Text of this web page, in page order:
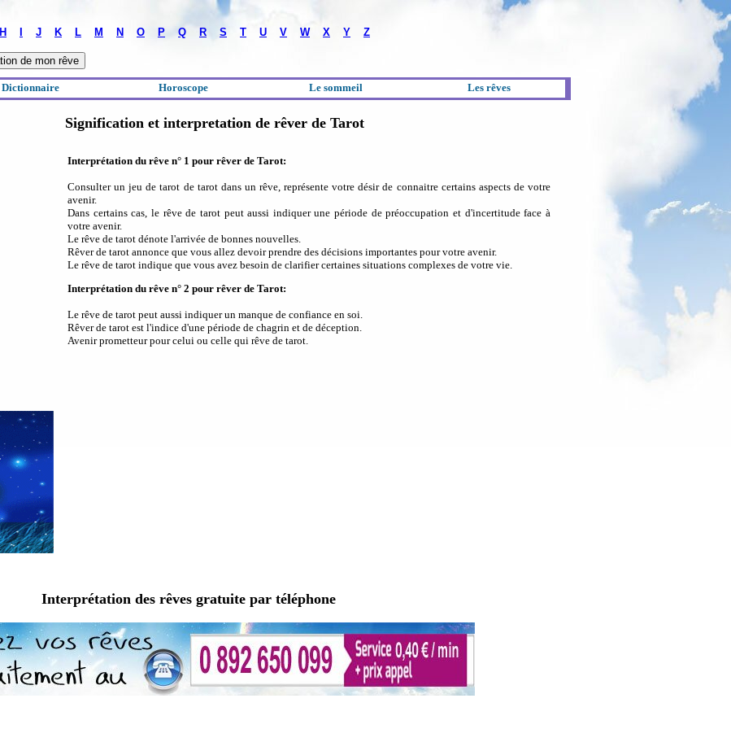
H J K L M N O P Q R S T U V W X Y Z
Dictionnaire Horoscope Le sommeil Les rêves
Signification et interpretation de rêver de Tarot
Interprétation du rêve n° 1 pour rêver de Tarot:
Consulter un jeu de tarot de tarot dans un rêve, représente votre désir de connaitre certains aspects de votre
avenir.
Dans certains cas, le rêve de tarot peut aussi indiquer une période de préoccupation et d'incertitude face à
votre avenir.
Le rêve de tarot dénote l'arrivée de bonnes nouvelles.
Rêver de tarot annonce que vous allez devoir prendre des décisions importantes pour votre avenir.
Le rêve de tarot indique que vous avez besoin de clarifier certaines situations complexes de votre vie.
Interprétation du rêve n° 2 pour rêver de Tarot:
Le rêve de tarot peut aussi indiquer un manque de confiance en soi.
Rêver de tarot est l'indice d'une période de chagrin et de déception.
Avenir prometteur pour celui ou celle qui rêve de tarot.
Interprétation des rêves gratuite par téléphone